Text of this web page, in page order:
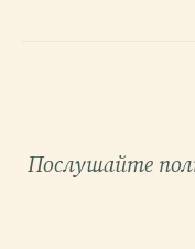
Послушайте